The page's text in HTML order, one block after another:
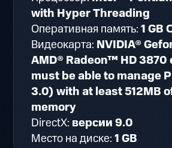
with Hyper Threading
Оперативная память:1 GB
Видеокарта: NVIDIA®
AMD® Radeon™ HD
must be able to manage
3.0) with at least 512MB
memory
DirectX: версии 9.0
Место на диске:1 GB